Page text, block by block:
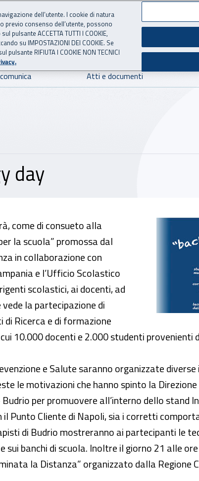
l'Assicurazione
Atti e documenti
day
come di consueto alla
la scuola” promossa dal
in collaborazione con
e l’Ufficio Scolastico
scolastici, ai docenti, ad
la partecipazione di
Ricerca e di formazione
10.000 docenti e 2.000 studenti
e Salute saranno organizzate
le motivazioni che hanno spinto la
per promuovere all’interno dello stand
Punto Cliente di Napoli, sia i corretti
di Budrio mostreranno ai partecipanti le
sui banchi di scuola. Inoltre il giorno 21 alle
la Distanza” organizzato dalla Regione
dell’utente. I cookie di natura
consenso dell’utente, possono
ACCETTA TUTTI I COOKIE,
su IMPOSTAZIONI DEI COOKIE. Se
RIFIUTA I COOKIE NON TECNICI